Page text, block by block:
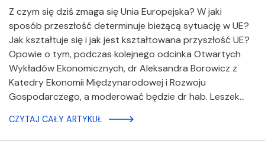
Z czym się dziś zmaga się Unia Europejska? W jaki
sposób przeszłość determinuje bieżącą sytuację w UE?
Jak kształtuje się i jak jest kształtowana przyszłość UE?
Opowie o tym, podczas kolejnego odcinka Otwartych
Wykładów Ekonomicznych, dr Aleksandra Borowicz z
Katedry Ekonomii Międzynarodowej i Rozwoju
Gospodarczego, a moderować będzie dr hab. Leszek…
CZYTAJ CAŁY ARTYKUŁ